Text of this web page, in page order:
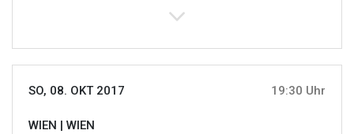
SO, 08. OKT 2017 19:30 Uhr
WIEN | WIEN